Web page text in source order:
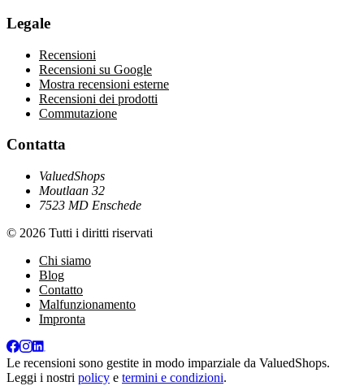
Legale
Recensioni
Recensioni su Google
Mostra recensioni esterne
Recensioni dei prodotti
Commutazione
Contatta
ValuedShops
Moutlaan 32
7523 MD Enschede
© 2026 Tutti i diritti riservati
Chi siamo
Blog
Contatto
Malfunzionamento
Impronta
Le recensioni sono gestite in modo imparziale da ValuedShops.
Leggi i nostri policy e termini e condizioni.